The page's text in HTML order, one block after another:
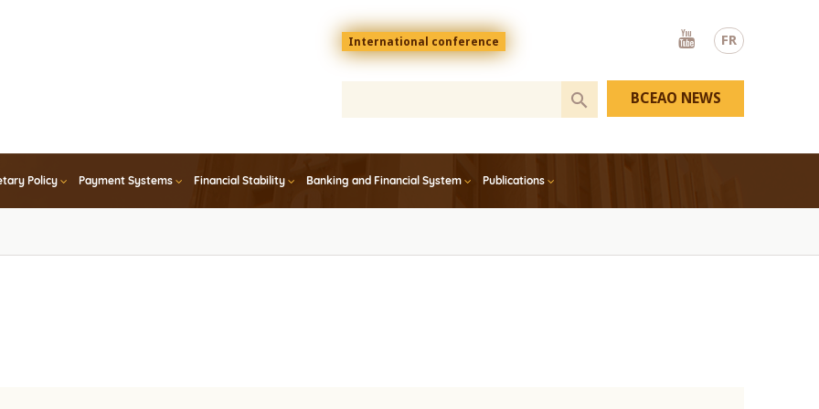
FR
Menu
top
En
International conference
Youtube
Policy Payment Systems Financial Stability Banking and Financial System Publications
BCEAO NEWS